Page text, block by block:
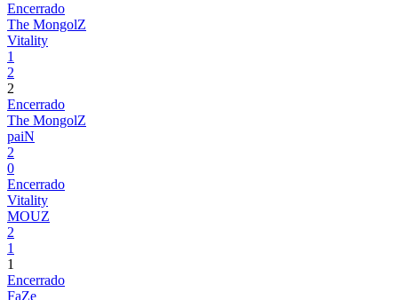
Encerrado
The MongolZ
Vitality
1
2
2
Encerrado
The MongolZ
paiN
2
0
Encerrado
Vitality
MOUZ
2
1
1
Encerrado
FaZe